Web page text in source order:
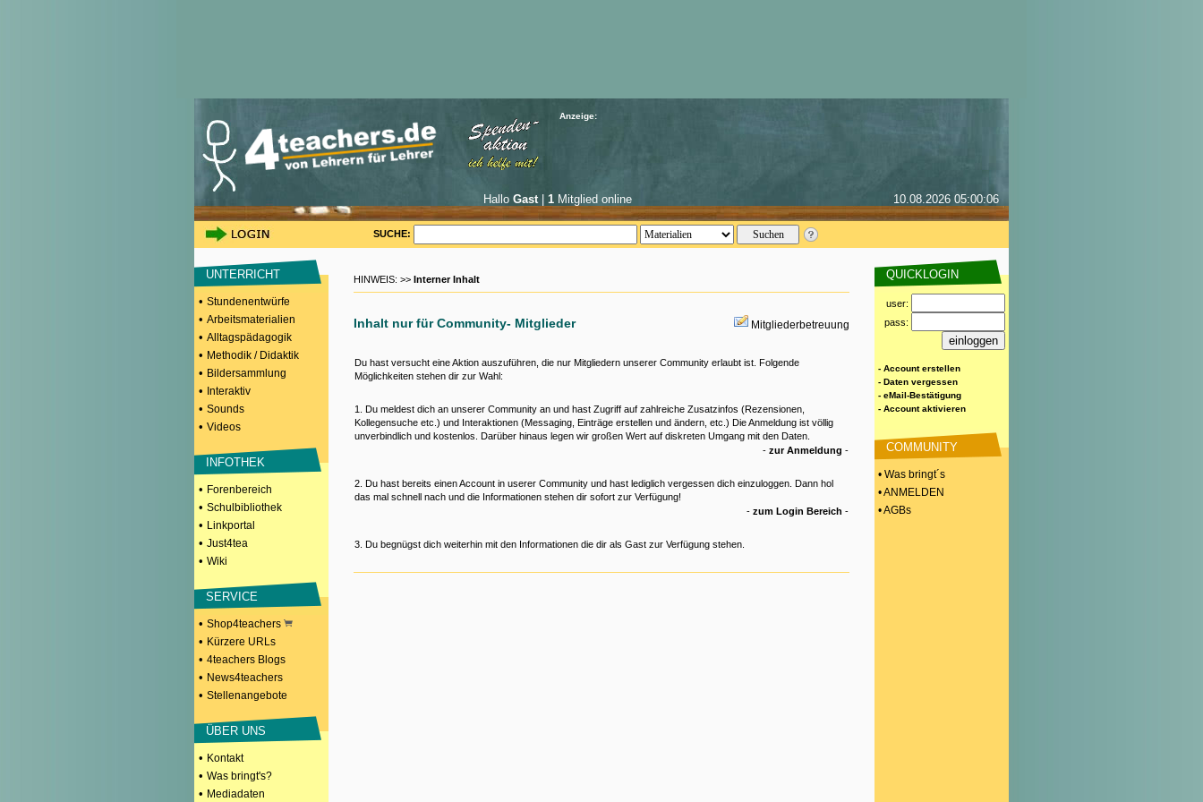
Anzeige:
Hallo Gast| 1 Mitglied online 10.08.2026 05:00:06
SUCHE:
UNTERRICHT
• Stundenentwürfe
• Arbeitsmaterialien
• Alltagspädagogik
• Methodik / Didaktik
• Bildersammlung
• Interaktiv
• Sounds
• Videos
INFOTHEK
• Forenbereich
• Schulbibliothek
• Linkportal
• Just4tea
• Wiki
SERVICE
• Shop4teachers
• Kürzere URLs
• 4teachers Blogs
• News4teachers
• Stellenangebote
ÜBER UNS
• Kontakt
• Was bringt's?
• Mediadaten
HINWEIS: >> Interner Inhalt
Inhalt nur für Community- Mitglieder Mitgliederbetreuung
Du hast versucht eine Aktion auszuführen, die nur Mitgliedern unserer Community erlaubt ist. Folgende
Möglichkeiten stehen dir zur Wahl:
1. Du meldest dich an unserer Community an und hast Zugriff auf zahlreiche Zusatzinfos (Rezensionen,
Kollegensuche etc.) und Interaktionen (Messaging, Einträge erstellen und ändern, etc.) Die Anmeldung ist völlig
unverbindlich und kostenlos. Darüber hinaus legen wir großen Wert auf diskreten Umgang mit den Daten.
- zur Anmeldung -
2. Du hast bereits einen Account in userer Community und hast lediglich vergessen dich einzuloggen. Dann hol
das mal schnell nach und die Informationen stehen dir sofort zur Verfügung!
- zum Login Bereich -
3. Du begnügst dich weiterhin mit den Informationen die dir als Gast zur Verfügung stehen.
QUICKLOGIN
user:
pass:
- Account erstellen
- Daten vergessen
- eMail-Bestätigung
- Account aktivieren
COMMUNITY
• Was bringt´s
• ANMELDEN
• AGBs